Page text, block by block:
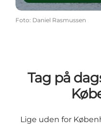
Foto: Daniel Rasmussen
Tag på
Lige uden for